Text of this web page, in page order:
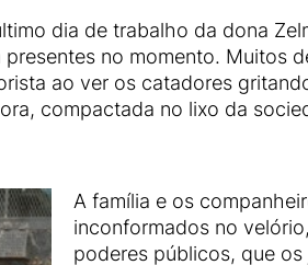
dia de trabalho da dona
no momento. Muitos
ao ver os catadores
compactada no lixo da
A família e os
inconformados no
poderes públicos, que